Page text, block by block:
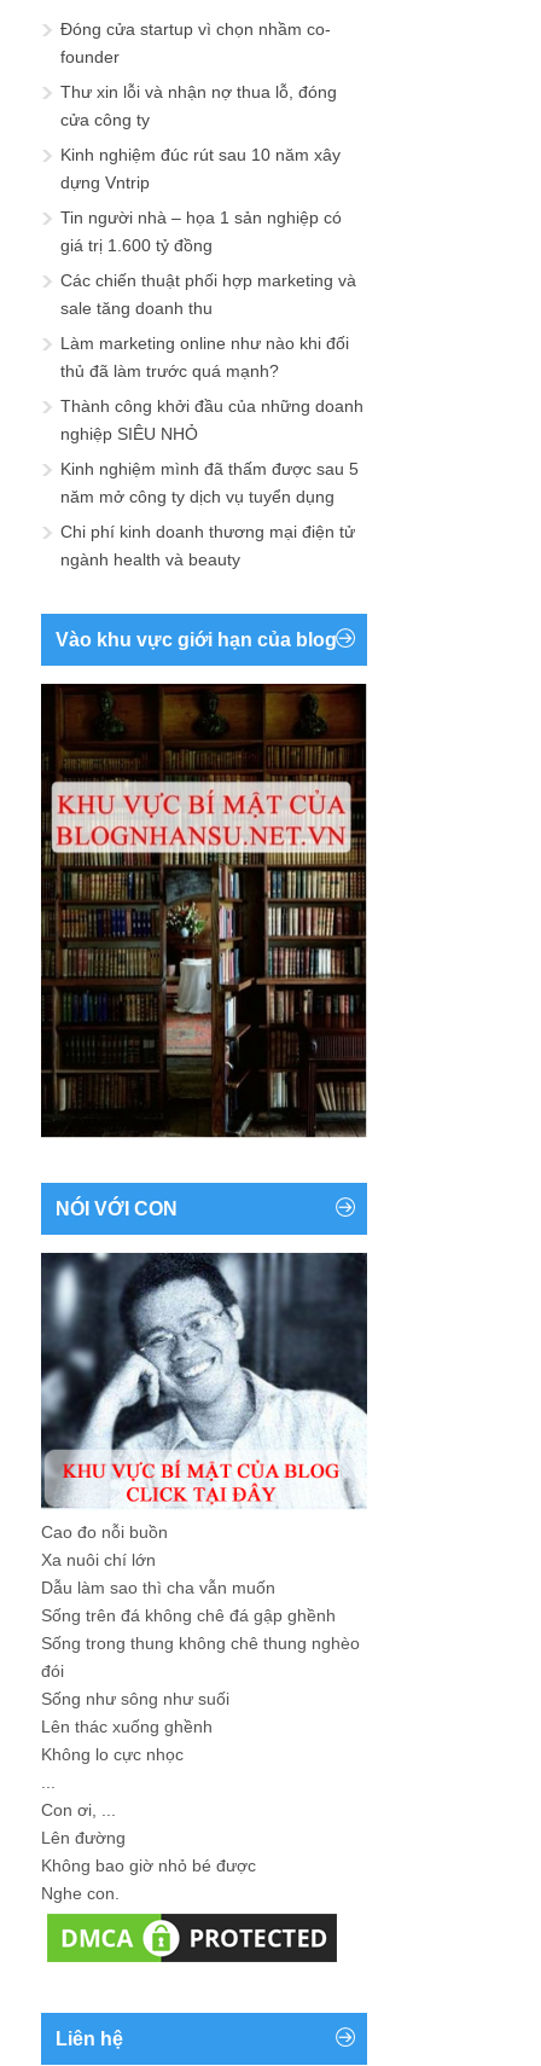
Đóng cửa startup vì chọn nhầm co-
founder
Thư xin lỗi và nhận nợ thua lỗ, đóng
cửa công ty
Kinh nghiệm đúc rút sau 10 năm xây
dựng Vntrip
Tin người nhà – họa 1 sản nghiệp có
giá trị 1.600 tỷ đồng
Các chiến thuật phối hợp marketing và
sale tăng doanh thu
Làm marketing online như nào khi đối
thủ đã làm trước quá mạnh?
Thành công khởi đầu của những doanh
nghiệp SIÊU NHỎ
Kinh nghiệm mình đã thấm được sau 5
năm mở công ty dịch vụ tuyển dụng
Chi phí kinh doanh thương mại điện tử
ngành health và beauty
Vào khu vực giới hạn của blog
NÓI VỚI CON
Cao đo nỗi buồn
Xa nuôi chí lớn
Dẫu làm sao thì cha vẫn muốn
Sống trên đá không chê đá gập ghềnh
Sống trong thung không chê thung nghèo
đói
Sống như sông như suối
Lên thác xuống ghềnh
Không lo cực nhọc
...
Con ơi, ...
Lên đường
Không bao giờ nhỏ bé được
Nghe con.
Liên hệ